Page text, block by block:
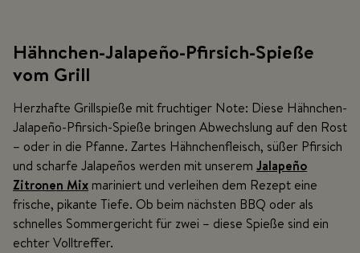
Hähnchen-Jalapeño-Pfirsich-Spieße
vom Grill
Herzhafte Grillspieße mit fruchtiger Note: Diese Hähnchen-
Jalapeño-Pfirsich-Spieße bringen Abwechslung auf den Rost
– oder in die Pfanne. Zartes Hähnchenfleisch, süßer Pfirsich
und scharfe Jalapeños werden mit unserem Jalapeño
Zitronen Mix mariniert und verleihen dem Rezept eine
frische, pikante Tiefe. Ob beim nächsten BBQ oder als
schnelles Sommergericht für zwei – diese Spieße sind ein
echter Volltreffer.